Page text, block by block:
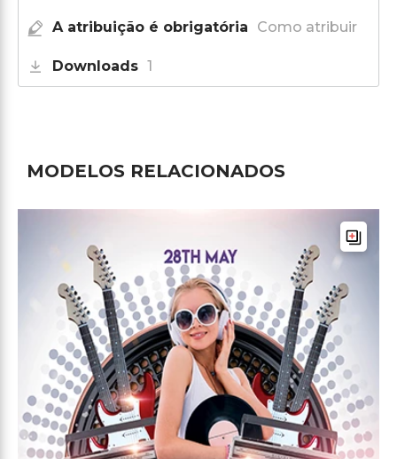
A atribuição é obrigatória Como atribuir
Downloads 1
MODELOS RELACIONADOS